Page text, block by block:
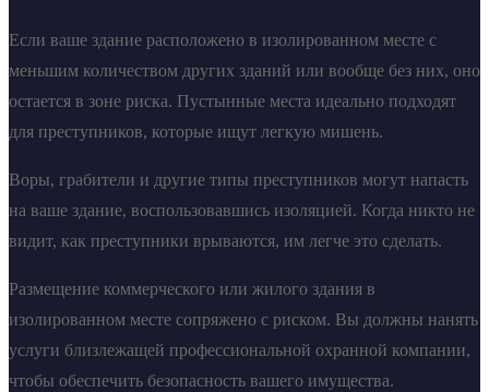
Если ваше здание расположено в изолированном месте с
меньшим количеством других зданий или вообще без них, оно
остается в зоне риска. Пустынные места идеально подходят
для преступников, которые ищут легкую мишень.
Воры, грабители и другие типы преступников могут напасть
на ваше здание, воспользовавшись изоляцией. Когда никто не
видит, как преступники врываются, им легче это сделать.
Размещение коммерческого или жилого здания в
изолированном месте сопряжено с риском. Вы должны нанять
услуги близлежащей профессиональной охранной компании,
чтобы обеспечить безопасность вашего имущества.